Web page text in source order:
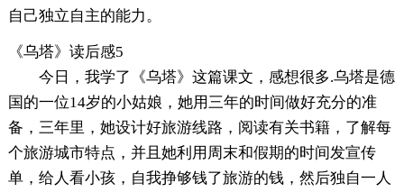
自己独立自主的能力。
《乌塔》读后感5
今日，我学了《乌塔》这篇课文，感想很多.乌塔是德
国的一位14岁的小姑娘，她用三年的时间做好充分的准
备，三年里，她设计好旅游线路，阅读有关书籍，了解每
个旅游城市特点，并且她利用周末和假期的时间发宣传
单，给人看小孩，自我挣够钱了旅游的钱，然后独自一人